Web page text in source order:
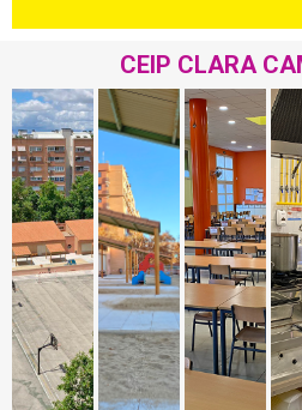
CEIP CLARA